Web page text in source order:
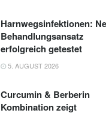
Harnwegsinfektionen:
Behandlungsansatz
erfolgreich getestet
5. AUGUST 2026
Curcumin & Berberin
Kombination zeigt